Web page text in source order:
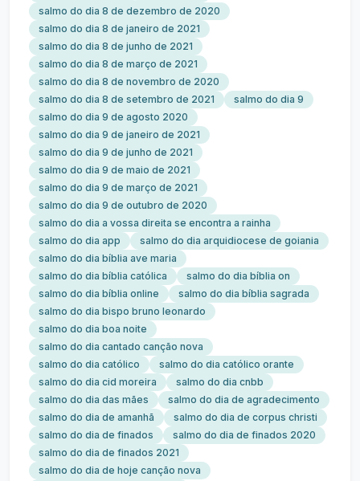
salmo do dia 8 de dezembro de 2020
salmo do dia 8 de janeiro de 2021
salmo do dia 8 de junho de 2021
salmo do dia 8 de março de 2021
salmo do dia 8 de novembro de 2020
salmo do dia 8 de setembro de 2021
salmo do dia 9
salmo do dia 9 de agosto 2020
salmo do dia 9 de janeiro de 2021
salmo do dia 9 de junho de 2021
salmo do dia 9 de maio de 2021
salmo do dia 9 de março de 2021
salmo do dia 9 de outubro de 2020
salmo do dia a vossa direita se encontra a rainha
salmo do dia app
salmo do dia arquidiocese de goiania
salmo do dia bíblia ave maria
salmo do dia bíblia católica
salmo do dia bíblia on
salmo do dia bíblia online
salmo do dia bíblia sagrada
salmo do dia bispo bruno leonardo
salmo do dia boa noite
salmo do dia cantado canção nova
salmo do dia católico
salmo do dia católico orante
salmo do dia cid moreira
salmo do dia cnbb
salmo do dia das mães
salmo do dia de agradecimento
salmo do dia de amanhã
salmo do dia de corpus christi
salmo do dia de finados
salmo do dia de finados 2020
salmo do dia de finados 2021
salmo do dia de hoje canção nova